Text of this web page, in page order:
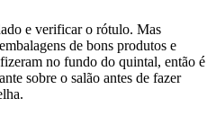
e verificar o rótulo. Mas
de bons produtos e
no fundo do quintal, então é
sobre o salão antes de fazer